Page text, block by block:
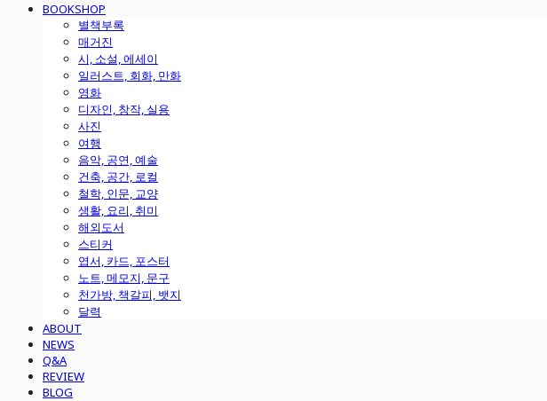
BOOKSHOP
별책부록
매거진
시, 소설, 에세이
일러스트, 회화, 만화
영화
디자인, 창작, 실용
사진
여행
음악, 공연, 예술
건축, 공간, 로컬
철학, 인문, 교양
생활, 요리, 취미
해외도서
스티커
엽서, 카드, 포스터
노트, 메모지, 문구
천가방, 책갈피, 뱃지
달력
ABOUT
NEWS
Q&A
REVIEW
BLOG